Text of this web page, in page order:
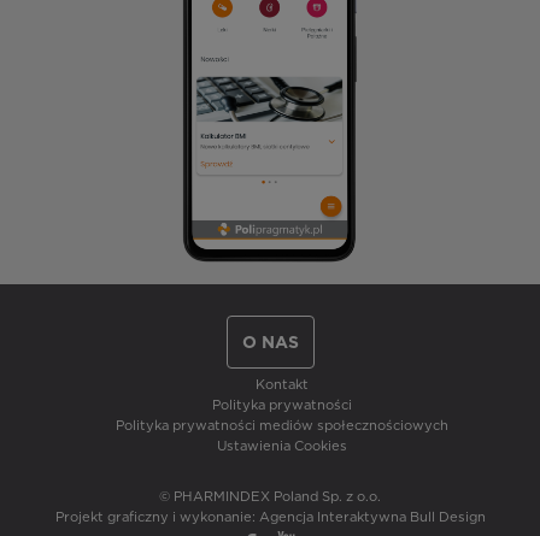
O NAS
Kontakt
Polityka prywatności
Polityka prywatności mediów społecznościowych
Ustawienia Cookies
© PHARMINDEX Poland Sp. z o.o.
Projekt graficzny i wykonanie: Agencja Interaktywna Bull Design